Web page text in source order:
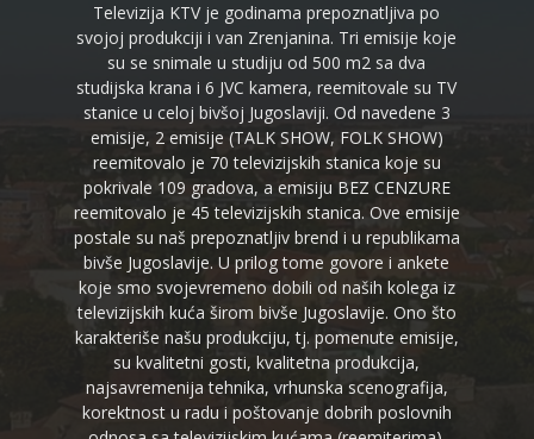
Televizija KTV je godinama prepoznatljiva po
svojoj produkciji i van Zrenjanina. Tri emisije koje
su se snimale u studiju od 500 m2 sa dva
studijska krana i 6 JVC kamera, reemitovale su TV
stanice u celoj bivšoj Jugoslaviji. Od navedene 3
emisije, 2 emisije (TALK SHOW, FOLK SHOW)
reemitovalo je 70 televizijskih stanica koje su
pokrivale 109 gradova, a emisiju BEZ CENZURE
reemitovalo je 45 televizijskih stanica. Ove emisije
postale su naš prepoznatljiv brend i u republikama
bivše Jugoslavije. U prilog tome govore i ankete
koje smo svojevremeno dobili od naših kolega iz
televizijskih kuća širom bivše Jugoslavije. Ono što
karakteriše našu produkciju, tj. pomenute emisije,
su kvalitetni gosti, kvalitetna produkcija,
najsavremenija tehnika, vrhunska scenografija,
korektnost u radu i poštovanje dobrih poslovnih